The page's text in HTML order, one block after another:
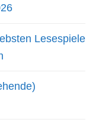
Lesespiele